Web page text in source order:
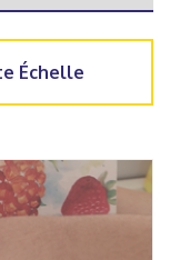
Échelle